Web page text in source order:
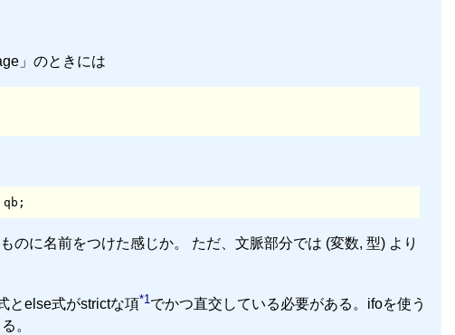
」のときには
のに名前をつけた感じか。 ただ、文脈部分では (変数, 型) より
とelse式がstrictな項*1でかつ直交している必要がある。ifoを使う
。